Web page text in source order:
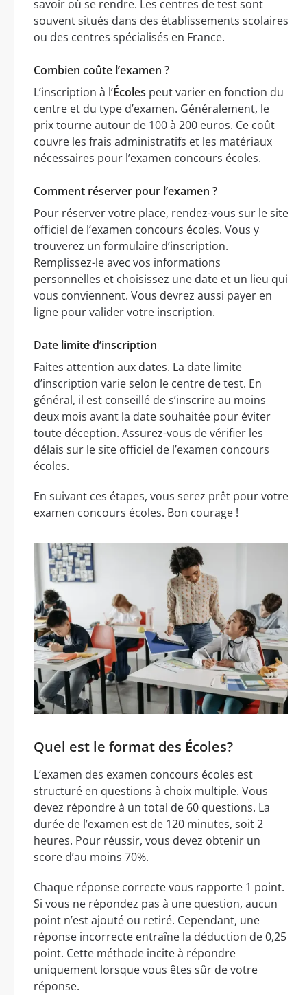
savoir où se rendre. Les centres de test sont
souvent situés dans des établissements scolaires
ou des centres spécialisés en France.
Combien coûte l’examen ?
L’inscription à l’Écoles peut varier en fonction du
centre et du type d’examen. Généralement, le
prix tourne autour de 100 à 200 euros. Ce coût
couvre les frais administratifs et les matériaux
nécessaires pour l’examen concours écoles.
Comment réserver pour l’examen ?
Pour réserver votre place, rendez-vous sur le site
officiel de l’examen concours écoles. Vous y
trouverez un formulaire d’inscription.
Remplissez-le avec vos informations
personnelles et choisissez une date et un lieu qui
vous conviennent. Vous devrez aussi payer en
ligne pour valider votre inscription.
Date limite d’inscription
Faites attention aux dates. La date limite
d’inscription varie selon le centre de test. En
général, il est conseillé de s’inscrire au moins
deux mois avant la date souhaitée pour éviter
toute déception. Assurez-vous de vérifier les
délais sur le site officiel de l’examen concours
écoles.
En suivant ces étapes, vous serez prêt pour votre
examen concours écoles. Bon courage !
Quel est le format des Écoles?
L’examen des examen concours écoles est
structuré en questions à choix multiple. Vous
devez répondre à un total de 60 questions. La
durée de l’examen est de 120 minutes, soit 2
heures. Pour réussir, vous devez obtenir un
score d’au moins 70%.
Chaque réponse correcte vous rapporte 1 point.
Si vous ne répondez pas à une question, aucun
point n’est ajouté ou retiré. Cependant, une
réponse incorrecte entraîne la déduction de 0,25
point. Cette méthode incite à répondre
uniquement lorsque vous êtes sûr de votre
réponse.